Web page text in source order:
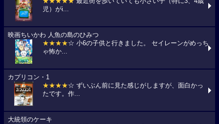
児）がi...
映画ちいかわ 人魚の島のひみつ
★★★★☆ 小6の子供と行きました。 セイレーンがめっち
ゃ怖か...
カプリコン・1
★★★★☆ ずいぶん前に見た感じがしますが、面白かっ
たです。作...
大統領のケーキ